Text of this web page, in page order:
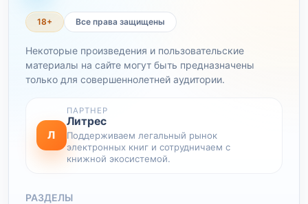
18+ Все права защищены
Некоторые произведения и пользовательские
материалы на сайте могут быть предназначены
только для совершеннолетней аудитории.
Л
ПАРТНЕР
Литрес
Поддерживаем легальный рынок
электронных книг и сотрудничаем с
книжной экосистемой.
РАЗДЕЛЫ